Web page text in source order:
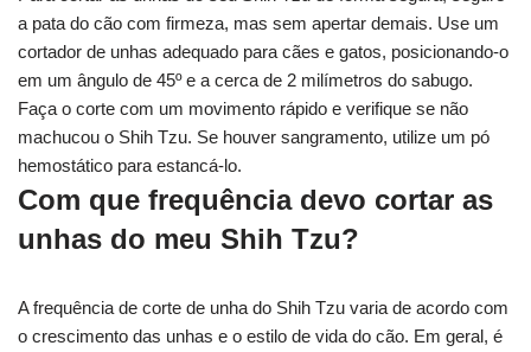
a pata do cão com firmeza, mas sem apertar demais. Use um
cortador de unhas adequado para cães e gatos, posicionando-o
em um ângulo de 45º e a cerca de 2 milímetros do sabugo.
Faça o corte com um movimento rápido e verifique se não
machucou o Shih Tzu. Se houver sangramento, utilize um pó
hemostático para estancá-lo.
Com que frequência devo cortar as
unhas do meu Shih Tzu?
A frequência de corte de unha do Shih Tzu varia de acordo com
o crescimento das unhas e o estilo de vida do cão. Em geral, é